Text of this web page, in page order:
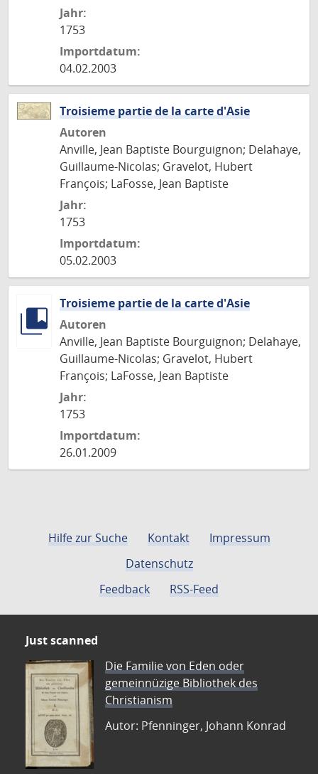
Jahr:
1753
Importdatum:
04.02.2003
Troisieme partie de la carte d'Asie
Autoren
Anville, Jean Baptiste Bourguignon; Delahaye,
Guillaume-Nicolas; Gravelot, Hubert
François; LaFosse, Jean Baptiste
Jahr:
1753
Importdatum:
05.02.2003
Troisieme partie de la carte d'Asie
Autoren
Anville, Jean Baptiste Bourguignon; Delahaye,
Guillaume-Nicolas; Gravelot, Hubert
François; LaFosse, Jean Baptiste
Jahr:
1753
Importdatum:
26.01.2009
Hilfe zur Suche Kontakt
Impressum
Datenschutz
Feedback
RSS-Feed
Just scanned
Die Familie von Eden oder
gemeinnüzige Bibliothek des
Christianism
Autor: Pfenninger, Johann Konrad